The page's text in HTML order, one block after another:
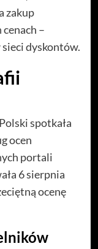
zakup
–
sieci dyskontów.
spotkała
ocen
portali
6 sierpnia
ocenę